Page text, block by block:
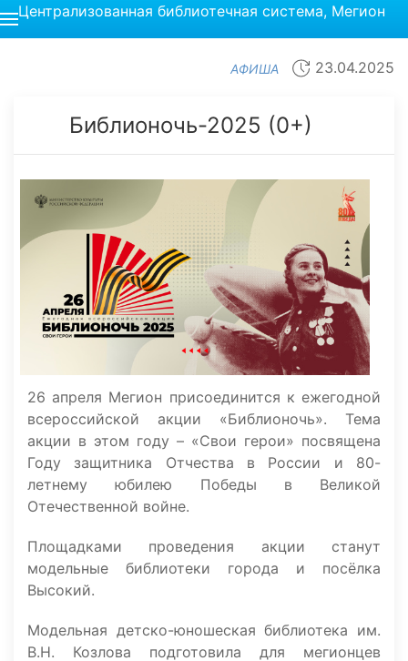
Централизованная библиотечная система, Мегион
АФИША 23.04.2025
Библионочь-2025 (0+)
26 апреля Мегион присоединится к ежегодной
всероссийской акции «Библионочь». Тема
акции в этом году – «Свои герои» посвящена
Году защитника Отчества в России и 80-
летнему юбилею Победы в Великой
Отечественной войне.
Площадками проведения акции станут
модельные библиотеки города и посёлка
Высокий.
Модельная детско-юношеская библиотека им.
В.Н. Козлова подготовила для мегионцев